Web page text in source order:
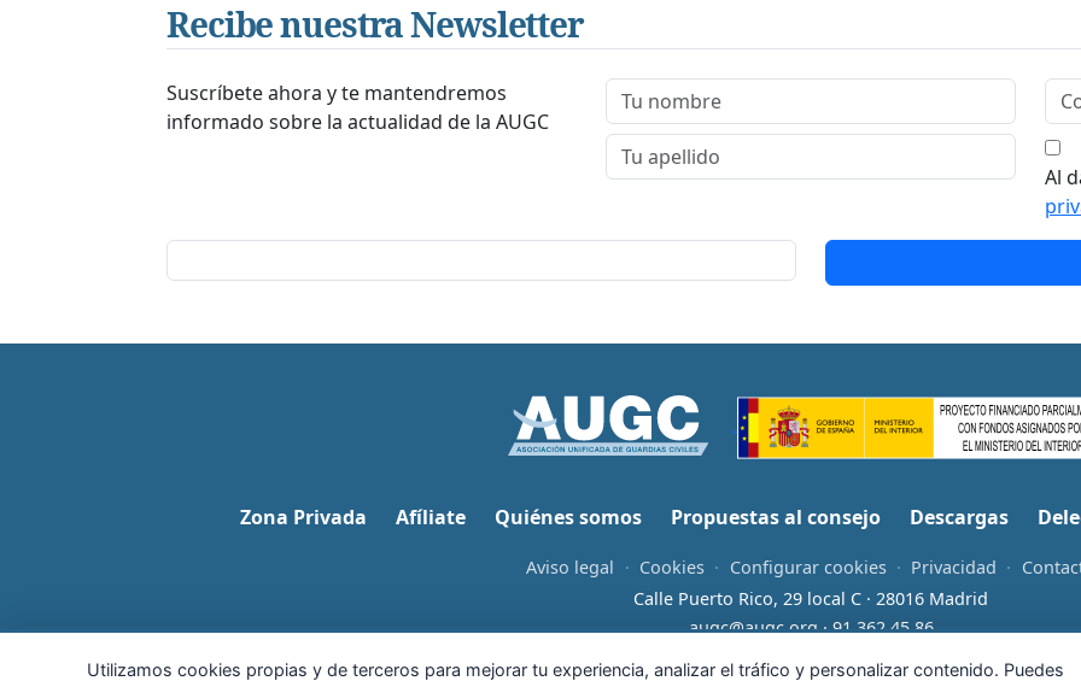
Recibe nuestra Newsletter
Suscríbete ahora y te mantendremos
informado sobre la actualidad de la AUGC
Al
Zona Privada Afíliate Quiénes somos Propuestas al consejo Descargas
Aviso legal · Cookies · Configurar cookies · Privacidad ·
Calle Puerto Rico, 29 local C · 28016 Madrid
augc@augc.org ·91 362 45 86
UsuarioFacebook
X Instagram
YouTubeBluesky
RSS
Utilizamos cookies propias y de terceros para mejorar tu experiencia, analizar el tráfico y personalizar contenido. Puedes